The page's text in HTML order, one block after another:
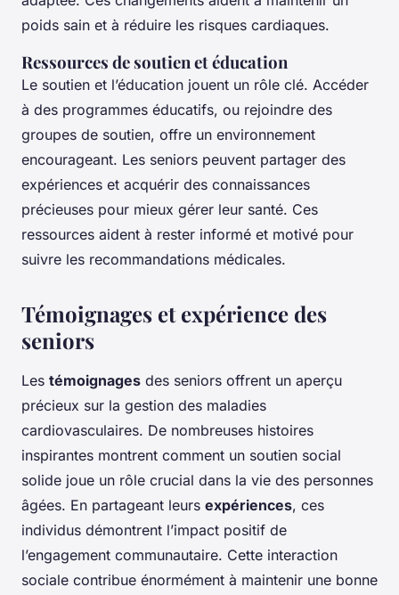
poids sain et à réduire les risques cardiaques.
Ressources de soutien et éducation
Le soutien et l’éducation jouent un rôle clé. Accéder
à des programmes éducatifs, ou rejoindre des
groupes de soutien, offre un environnement
encourageant. Les seniors peuvent partager des
expériences et acquérir des connaissances
précieuses pour mieux gérer leur santé. Ces
ressources aident à rester informé et motivé pour
suivre les recommandations médicales.
Témoignages et expérience des
seniors
Les témoignages des seniors offrent un aperçu
précieux sur la gestion des maladies
cardiovasculaires. De nombreuses histoires
inspirantes montrent comment un soutien social
solide joue un rôle crucial dans la vie des personnes
âgées. En partageant leurs expériences, ces
individus démontrent l’impact positif de
l’engagement communautaire. Cette interaction
sociale contribue énormément à maintenir une bonne